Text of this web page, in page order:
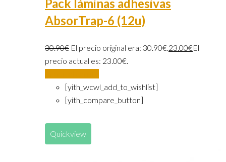
Pack láminas adhesivas
AbsorTrap-6 (12u)
30.90€ El precio original era: 30.90€.23.00€El
precio actual es: 23.00€.
[yith_wcwl_add_to_wishlist]
[yith_compare_button]
Quickview